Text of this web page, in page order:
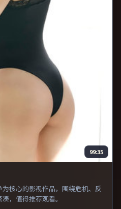
99:35
核心的影视作品，围绕危机、反
，值得推荐观看。